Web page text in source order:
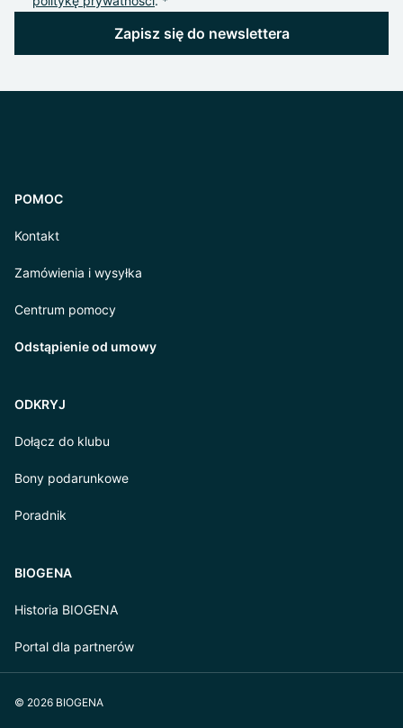
Zapisz się do newslettera
POMOC
Kontakt
Zamówienia i wysyłka
Centrum pomocy
Odstąpienie od umowy
ODKRYJ
Dołącz do klubu
Bony podarunkowe
Poradnik
BIOGENA
Historia BIOGENA
Portal dla partnerów
© 2026 BIOGENA